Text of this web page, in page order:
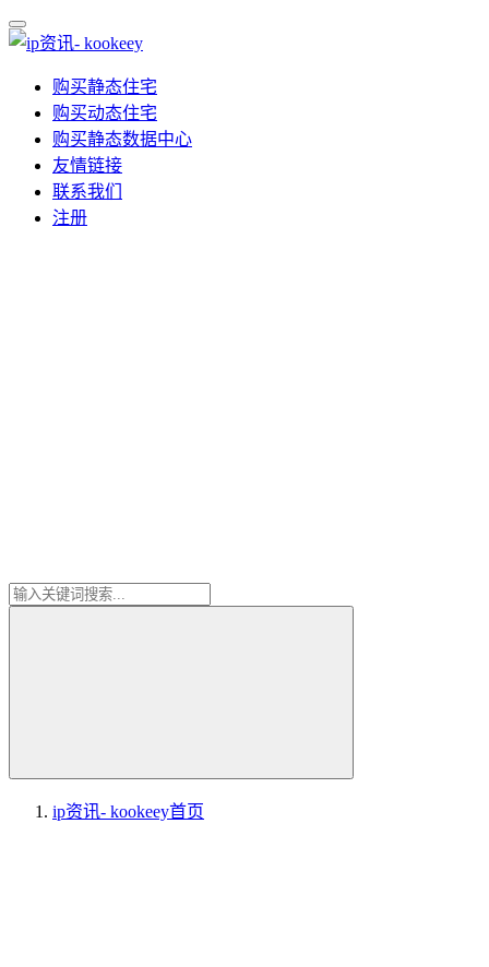
购买静态住宅
购买动态住宅
购买静态数据中心
友情链接
联系我们
注册
ip资讯- kookeey首页